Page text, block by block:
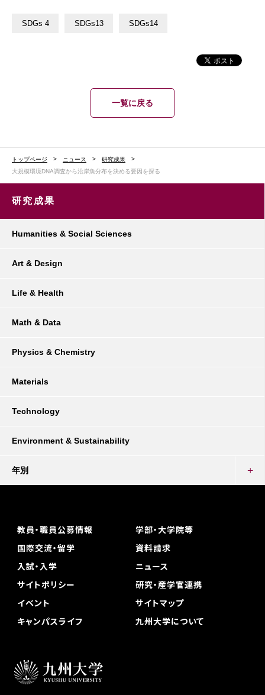
SDGs 4 SDGs13 SDGs14
一覧に戻る
トップページ ニュース
研究成果
大規模環境DNA調査から沿岸魚分布を決める要因を探る
研究成果
Humanities & Social Sciences
Art & Design
Life & Health
Math & Data
Physics & Chemistry
Materials
Technology
Environment & Sustainability
年別
教員・職員公募情報
学部・大学院等
国際交流・留学
資料請求
入試・入学
ニュース
サイトポリシー
研究・産学官連携
イベント
サイトマップ
キャンパスライフ
九州大学について